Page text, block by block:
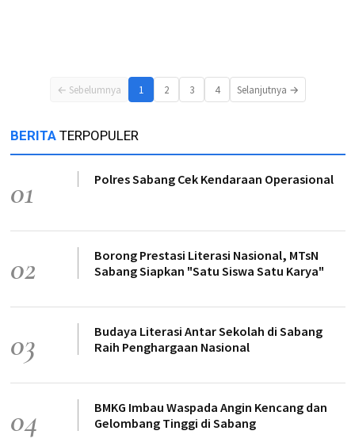
← Sebelumnya 1 2 3 4 Selanjutnya →
BERITA TERPOPULER
01 Polres Sabang Cek Kendaraan Operasional
02
Borong Prestasi Literasi Nasional, MTsN
Sabang Siapkan "Satu Siswa Satu Karya"
03
Budaya Literasi Antar Sekolah di Sabang
Raih Penghargaan Nasional
04
BMKG Imbau Waspada Angin Kencang dan
Gelombang Tinggi di Sabang